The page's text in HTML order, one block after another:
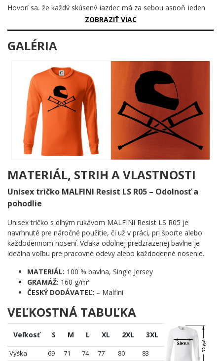
Hovorí sa, že každý skúsený jazdec má za sebou aspoň jeden
pád, na ktorý sa nedá zabudnúť. Tento motív vzdáva hold tým,
čo vedia, ako chutí asfalt zblízka – a napriek tomu nasadli znova.
Silueta závodnej prilby nad skríženými barlami hovorí jasnou
rečou: toto nie je len záľuba, toto je životný štýl s rizikom v
Prečo je tento motív úžasný?
Grafika je múdra, provokatívna a zároveň dokonale
zrozumiteľná každému, kto niekedy sedel na motorke. Silueta
plnej závodnej helmy s hľadiskom dominuje hornej časti motívu,
zatiaľ čo dve skrížené podpazušné barly pod ňou tvoria
kompozíciu nápadne pripomínajúcu pirátsku lebku s kosťami.
Lenže namiesto kostlivca tu vládne motorkár. Čierna silueta na
svetlom podklade pôsobí výrazne, čisto a s poriadnou dávkou
čierneho humoru, ktorý motorkárska komunita zbožňuje.
Komu urobí radosť?
🔥 Každému jazdcovi, ktorý má za sebou aspoň jeden
nezabudnuteľný kontakt so zemou
💪 Nadšencom silničných motoriek, ktorí berú riziko ako
súčasť zábavy
🖤 Fanúšikom čierneho humoru a sebairónie za riadidlami
🎯 Kamarátovi v sadre, ktorému chceš dať najavo, že
presne vieš, o čom to je
Pád nie je koniec – je to len prestávka pred ďalším štartom. Pridaj
ZOBRAZIŤ VIAC
GALÉRIA
MATERIÁL, STRIH A VLASTNOSTI
Unisex tričko MALFINI Resist LS R05 – Odolnosť a
pohodlie
Unisex tričko s dlhým rukávom MALFINI Resist LS R05 je
navrhnuté pre náročné použitie, či už v práci, pri športe alebo
každodennom nosení. Vďaka odolnej predzrazenej bavlne je
ideálna voľbu pre pracovné odevy alebo každodenné nosenie.
MATERIÁL: 100 % bavlna, Single Jersey
GRAMÁŽ: 160 g/m²
ČESKÝ DODÁVATEĽ: – Malfini
VEĽKOSTNÁ TABUĽKA
Veľkosť S M L XL 2XL 3XL
Výška 69 71 74 77 80 83